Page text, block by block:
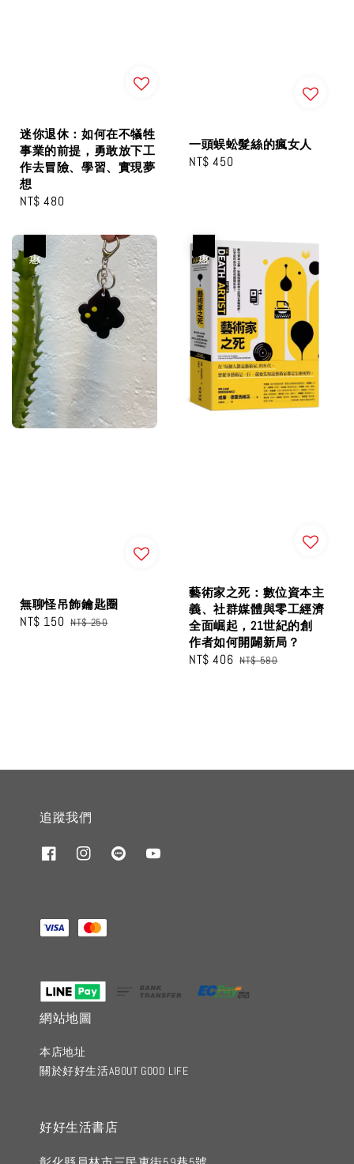
迷你退休：如何在不犠牲
事業的前提，勇敢放下工
作去冒險、學習、實現夢
想
Regular
NT$ 480
一頭蜈蚣髮絲的瘋女人
Regular
NT$ 450
無聊怪吊飾鑰匙圈
Sale
NT$ 150 Regular
NT$ 250
藝術家之死：數位資本主
義、社群媒體與零工經濟
全面崛起，21世紀的創
作者如何開闢新局？
Sale
NT$ 406 Regular
NT$ 580
追蹤我們
網站地圖
本店地址
關於好好生活ABOUT GOOD LIFE
好好生活書店